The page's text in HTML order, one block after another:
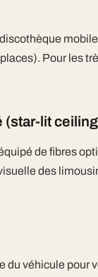
Pour les
(star-lit
de fibres
des
du véhicule pour